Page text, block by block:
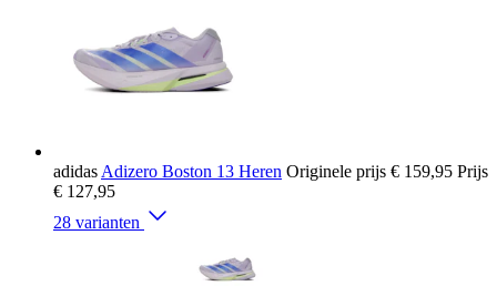
adidas Adizero Boston 13 Heren Originele prijs € 159,95 Prijs
€ 127,95
28 varianten